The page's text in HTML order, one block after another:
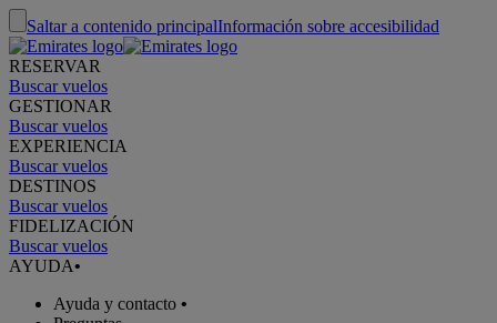
Saltar a contenido principalInformación sobre accesibilidad
RESERVAR
Buscar vuelos
GESTIONAR
Buscar vuelos
EXPERIENCIA
Buscar vuelos
DESTINOS
Buscar vuelos
FIDELIZACIÓN
Buscar vuelos
AYUDA•
Ayuda y contacto •